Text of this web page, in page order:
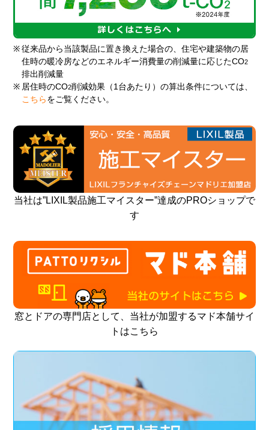
※ 従来品から当該製品に置き換えた場合の、住宅や建築物の居
住時の暖冷房などのエネルギー消費量の削減量に応じたCO2
排出削減量
※ 居住時のCO2削減効果（1台あたり）の算出条件については、
こちら をご覧ください。
当社は”LIXIL製品施工マイスター”達成のPROショップで
す
窓とドアの専門店として、当社が加盟するマド本舗サイ
トはこちら